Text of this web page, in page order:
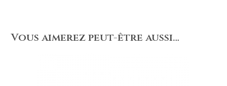
Vous aimerez peut-être aussi…